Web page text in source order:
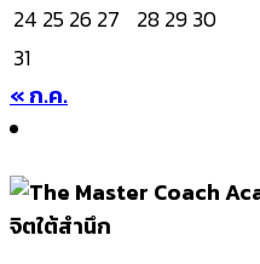
24 2526 27 282930
31
« ก.ค.